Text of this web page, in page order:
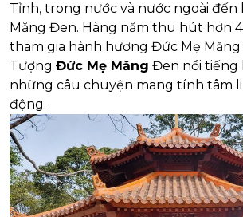
Tỉnh, trong nước và nước ngoài đến
Măng Đen. Hàng năm thu hút hơn
tham gia hành hương Đức Mẹ Măng
Tượng Đức Mẹ Măng Đen nổi tiếng
những câu chuyện mang tính tâm
động.